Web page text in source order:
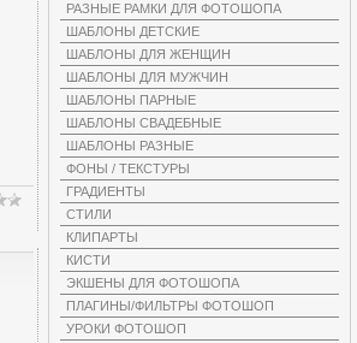
РАЗНЫЕ РАМКИ ДЛЯ ФОТОШОПА
ШАБЛОНЫ ДЕТСКИЕ
ШАБЛОНЫ ДЛЯ ЖЕНЩИН
ШАБЛОНЫ ДЛЯ МУЖЧИН
ШАБЛОНЫ ПАРНЫЕ
ШАБЛОНЫ СВАДЕБНЫЕ
ШАБЛОНЫ РАЗНЫЕ
ФОНЫ / ТЕКСТУРЫ
ГРАДИЕНТЫ
СТИЛИ
КЛИПАРТЫ
КИСТИ
ЭКШЕНЫ ДЛЯ ФОТОШОПА
ПЛАГИНЫ/ФИЛЬТРЫ ФОТОШОП
УРОКИ ФОТОШОП